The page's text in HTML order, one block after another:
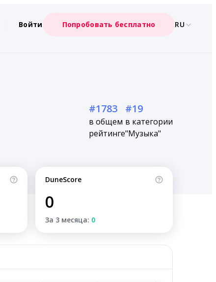
Войти Попробовать бесплатно RU
#1783
в общем
рейтинге
#19
в категории
"Музыка"
DuneScore
0
За 3 месяца: 0